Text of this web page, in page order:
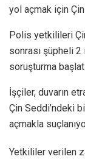
yol açmak için
Polis yetkilileri
sonrası şüpheli 2
soruşturma
İşçiler, duvarın
Çin Seddi’ndeki
açmakla
Yetkililer verilen